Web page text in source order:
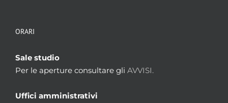
ORARI
Sale studio
Per le aperture consultare gli AVVISI.
Uffici amministrativi